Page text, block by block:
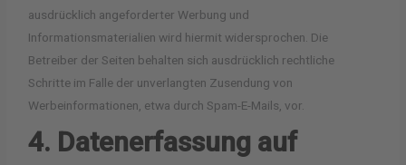
ausdrücklich angeforderter Werbung und
Informationsmaterialien wird hiermit widersprochen. Die
Betreiber der Seiten behalten sich ausdrücklich rechtliche
Schritte im Falle der unverlangten Zusendung von
Werbeinformationen, etwa durch Spam-E-Mails, vor.
4. Datenerfassung auf